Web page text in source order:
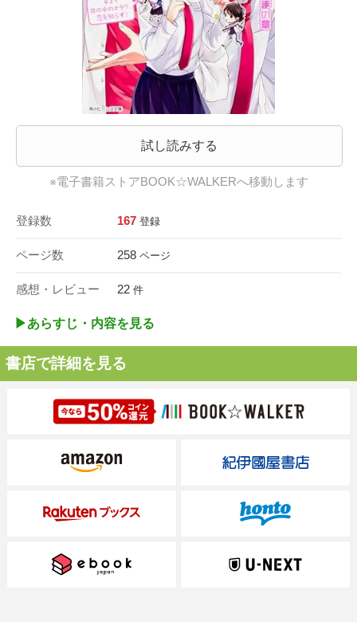
試し読みする
※電子書籍ストアBOOK☆WALKERへ移動します
登録数 167 登録
ページ数 258 ページ
感想・レビュー 22 件
▶︎あらすじ・内容を見る
書店で詳細を見る